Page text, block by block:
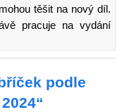
těšit na nový díl.
pracuje na vydání
podle